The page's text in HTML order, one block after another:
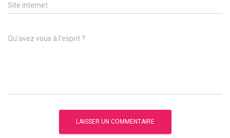
Site internet
Qu’avez vous à l’esprit ?